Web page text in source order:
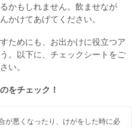
かもしれません。飲ませなが
かけてあげてください。
ためにも、お出かけに役立つア
。以下に、チェックシートをご
い。
をチェック！
が悪くなったり、けがをした時に必